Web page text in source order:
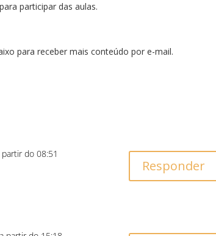
participar das aulas.
para receber mais conteúdo por e-mail.
do 08:51
Responder